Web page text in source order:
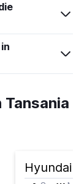
Hyundai